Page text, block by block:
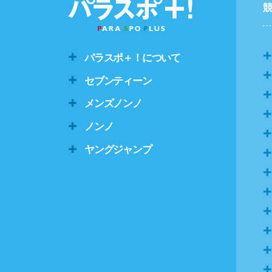
パラスポ＋！について
セブンティーン
メンズノンノ
ノンノ
ヤングジャンプ